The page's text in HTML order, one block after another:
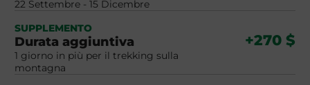
22 Settembre - 15 Dicembre
SUPPLEMENTO
Durata aggiuntiva
1 giorno in più per il trekking sulla
montagna
+270 $